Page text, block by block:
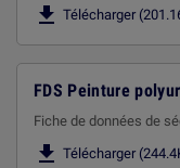
 Télécharger
FDS Peinture
Fiche de données de
 Télécharger